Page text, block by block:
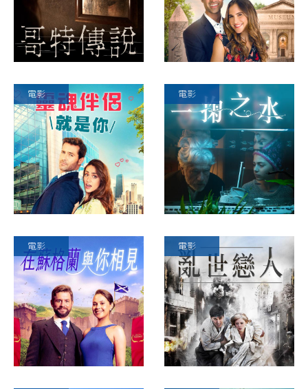
電影 電影
電影 電影